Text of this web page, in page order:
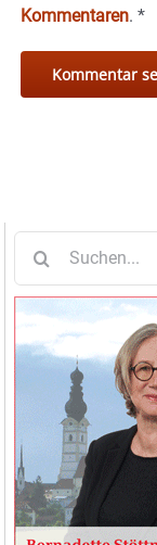
Kommentaren. *
nach: